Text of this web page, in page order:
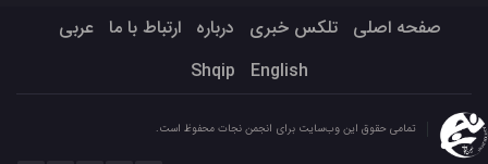
صفحه اصلی تلکس خبری درباره ارتباط با ما
عربي
English
Shqip
تمامی حقوق این وب‌سایت برای انجمن نجات محفوظ است.